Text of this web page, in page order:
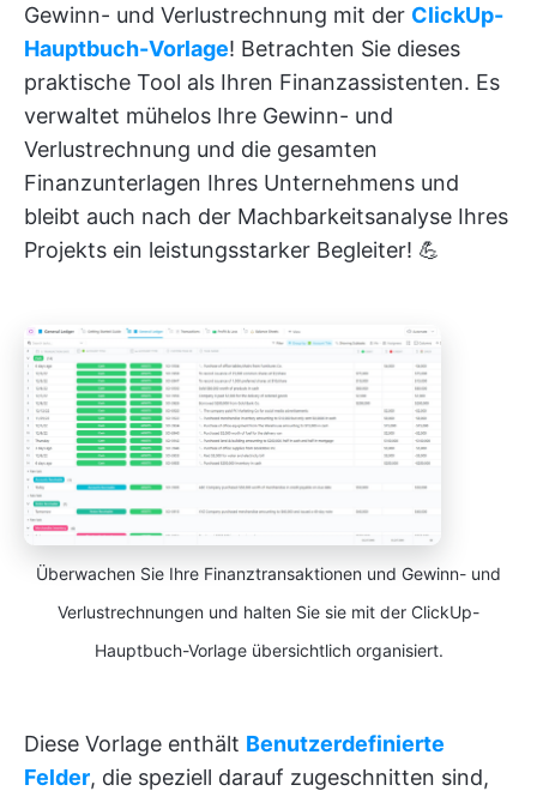
Gewinn- und Verlustrechnung mit der ClickUp-
Hauptbuch-Vorlage! Betrachten Sie dieses
praktische Tool als Ihren Finanzassistenten. Es
verwaltet mühelos Ihre Gewinn- und
Verlustrechnung und die gesamten
Finanzunterlagen Ihres Unternehmens und
bleibt auch nach der Machbarkeitsanalyse Ihres
Projekts ein leistungsstarker Begleiter! 💪
Überwachen Sie Ihre Finanztransaktionen und Gewinn- und
Verlustrechnungen und halten Sie sie mit der ClickUp-
Hauptbuch-Vorlage übersichtlich organisiert.
Diese Vorlage enthält Benutzerdefinierte
Felder, die speziell darauf zugeschnitten sind,